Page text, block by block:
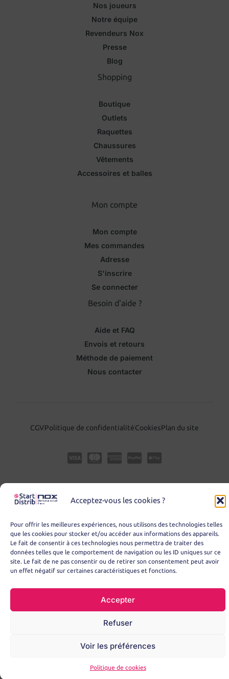
Acceptez-vous les cookies ?
Pour offrir les meilleures expériences, nous utilisons des technologies telles
que les cookies pour stocker et/ou accéder aux informations des appareils.
Le fait de consentir à ces technologies nous permettra de traiter des
données telles que le comportement de navigation ou les ID uniques sur ce
site. Le fait de ne pas consentir ou de retirer son consentement peut avoir
un effet négatif sur certaines caractéristiques et fonctions.
Accepter
Refuser
Voir les préférences
Politique de cookies
Nos joueurs
Notre équipe
Revendeurs Nox
Presse
Blog
Shopping
Boutique
Outlets
Raquettes
Chaussures
Vêtements
Accessoires et balles
Mon compte
Mon compte
Mes commandes
Adresse
S'inscrire
Se connecter
Besoin d'aide ?
Aide et FAQ
Envois et retours
Méthode de paiement
Nous contacter
CGVPolitique de confidentialitéCookiesPlan du site
© Copyright 2025 – START DISTRIB